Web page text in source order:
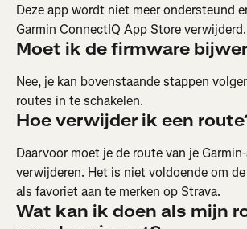
Deze app wordt niet meer ondersteund
Garmin ConnectIQ App Store verwijderd.
Moet ik de firmware
Nee, je kan bovenstaande stappen
routes in te schakelen.
Hoe verwijder ik een
Daarvoor moet je de route van je
verwijderen. Het is niet voldoende om
als favoriet aan te merken op Strava.
Wat kan ik doen als mijn